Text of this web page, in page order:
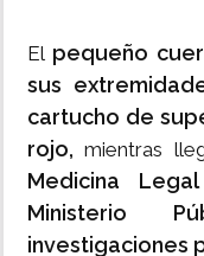
El pequeño
sus
cartucho de
rojo, mientras
Medicina
Ministerio
investigaciones